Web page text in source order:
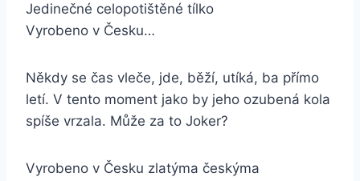
Jedinečné celopotištěné tílko
Vyrobeno v Česku…
Někdy se čas vleče, jde, běží, utíká, ba přímo
letí. V tento moment jako by jeho ozubená kola
spíše vrzala. Může za to Joker?
Vyrobeno v Česku zlatýma českýma